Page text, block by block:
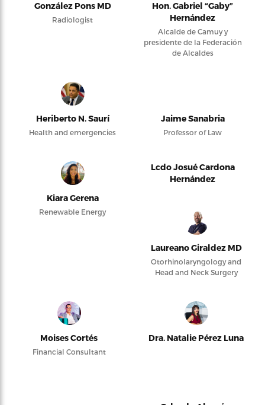
González Pons MD
Radiologist
Hon. Gabriel “Gaby”
Hernández
Alcalde de Camuy y
presidente de la Federación
de Alcaldes
Heriberto N. Saurí
Health and emergencies
Jaime Sanabria
Professor of Law
Kiara Gerena
Renewable Energy
Lcdo Josué Cardona
Hernández
Laureano Giraldez MD
Otorhinolaryngology and
Head and Neck Surgery
Moises Cortés
Financial Consultant
Dra. Natalie Pérez Luna